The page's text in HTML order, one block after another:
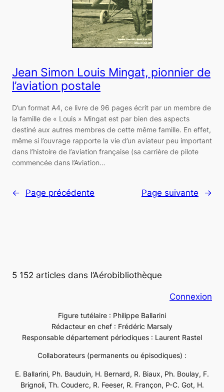
Jean Simon Louis Mingat, pionnier de
l’aviation postale
D’un format A4, ce livre de 96 pages écrit par un membre de
la famille de « Louis » Mingat est par bien des aspects
destiné aux autres membres de cette même famille. En effet,
même si l’ouvrage rapporte la vie d’un aviateur peu important
dans l’histoire de l’aviation française (sa carrière de pilote
commencée dans l’Aviation…
← Page précédente Page suivante →
5 152 articles dans l’Aérobibliothèque
Connexion
Figure tutélaire : Philippe Ballarini
Rédacteur en chef : Frédéric Marsaly
Responsable département périodiques : Laurent Rastel
Collaborateurs (permanents ou épisodiques) :
E. Ballarini, Ph. Bauduin, H. Bernard, R. Biaux, Ph. Boulay, F.
Brignoli, Th. Couderc, R. Feeser, R. Françon, P-C. Got, H.